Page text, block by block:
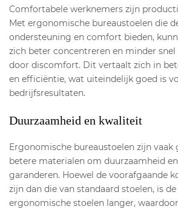
Comfortabele werknemers zijn
Met ergonomische bureaustoelen die
ondersteuning en comfort bieden,
zich beter concentreren en minder
door discomfort. Dit vertaalt zich in
en efficiëntie, wat uiteindelijk goed is
bedrijfsresultaten.
Duurzaamheid en kwaliteit
Ergonomische bureaustoelen zijn vaak
betere materialen om duurzaamheid
garanderen. Hoewel de voorafgaande
zijn dan die van standaard stoelen, is
ergonomische stoelen langer,